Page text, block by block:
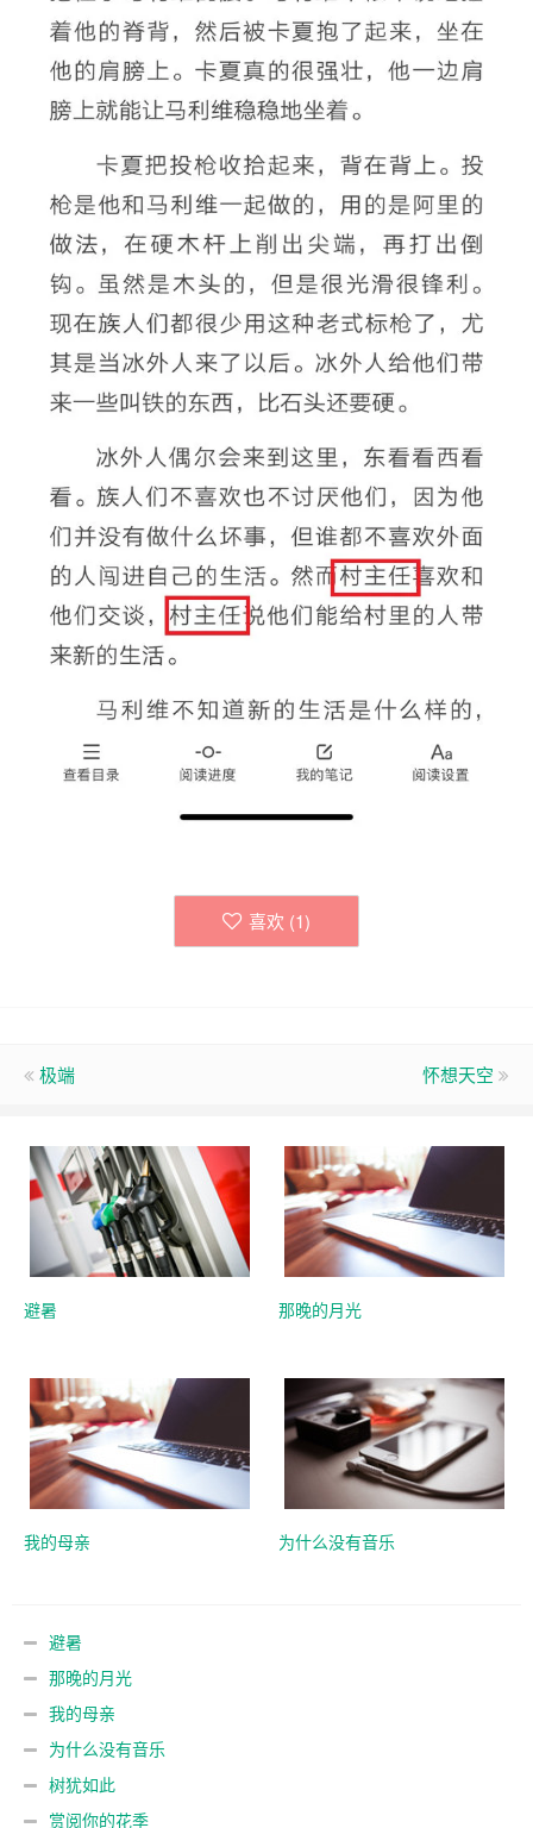
喜欢 (1)
极端 怀想天空
避暑 那晚的月光
我的母亲 为什么没有音乐
避暑
那晚的月光
我的母亲
为什么没有音乐
树犹如此
赏阅你的花季